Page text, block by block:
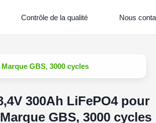
Contrôle de la qualité Nous
GBS, 3000 cycles
300Ah LiFePO4 pour
GBS, 3000 cycles